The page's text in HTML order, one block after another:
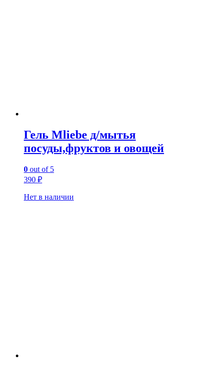
Гель Mliebe д/мытья
посуды,фруктов и овощей
0 out of 5
390 ₽
Нет в наличии